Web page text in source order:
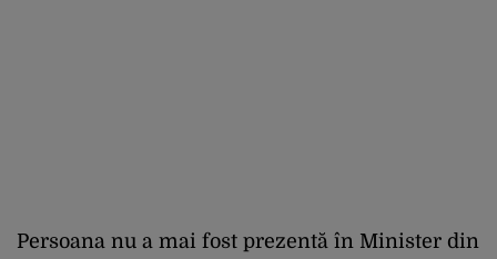
Persoana nu a mai fost prezentă în Minister din